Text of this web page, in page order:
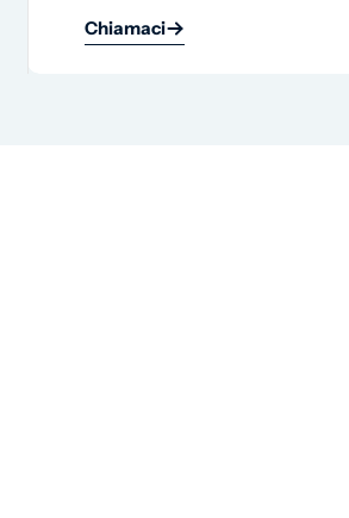
Chiamaci